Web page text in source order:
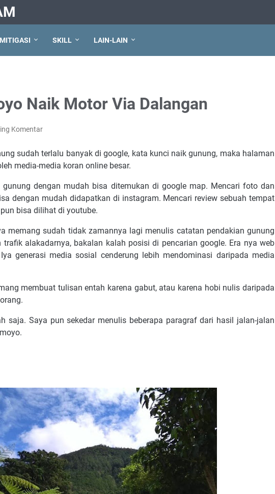
MITIGASI SKILL LAIN-LAIN
Naik Motor Via Dalangan
Komentar
sudah terlalu banyak di google, kata kunci naik gunung, maka halaman
media-media koran online besar.
gunung dengan mudah bisa ditemukan di google map. Mencari foto dan
dengan mudah didapatkan di instagram. Mencari review sebuah tempat
bisa dilihat di youtube.
memang sudah tidak zamannya lagi menulis catatan pendakian gunung
alakadarnya, bakalan kalah posisi di pencarian google. Era nya web
generasi media sosial cenderung lebih mendominasi daripada media
membuat tulisan entah karena gabut, atau karena hobi nulis daripada
saja. Saya pun sekedar menulis beberapa paragraf dari hasil jalan-jalan